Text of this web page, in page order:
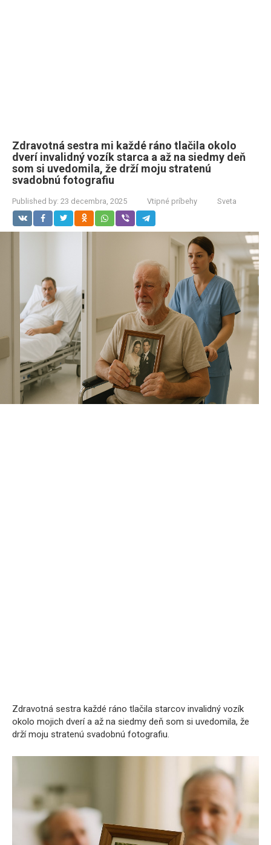
Zdravotná sestra mi každé ráno tlačila okolo
dverí invalidný vozík starca a až na siedmy deň
som si uvedomila, že drží moju stratenú
svadobnú fotografiu
Published by: 23 decembra, 2025 Vtipné príbehy Sveta
Zdravotná sestra každé ráno tlačila starcov invalidný vozík
okolo mojich dverí a až na siedmy deň som si uvedomila, že
drží moju stratenú svadobnú fotografiu.